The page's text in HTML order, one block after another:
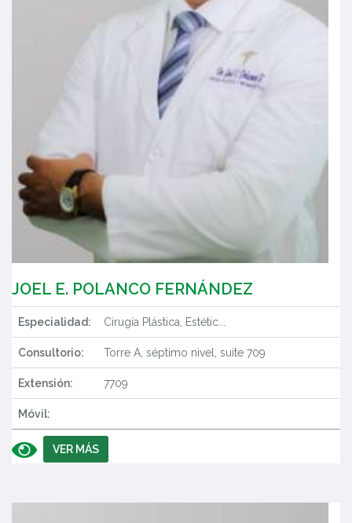
JOEL E. POLANCO FERNÁNDEZ
Especialidad: Cirugía Plástica, Estétic...
Consultorio: Torre A, séptimo nivel, suite 709
Extensión: 7709
Móvil:
VER MÁS